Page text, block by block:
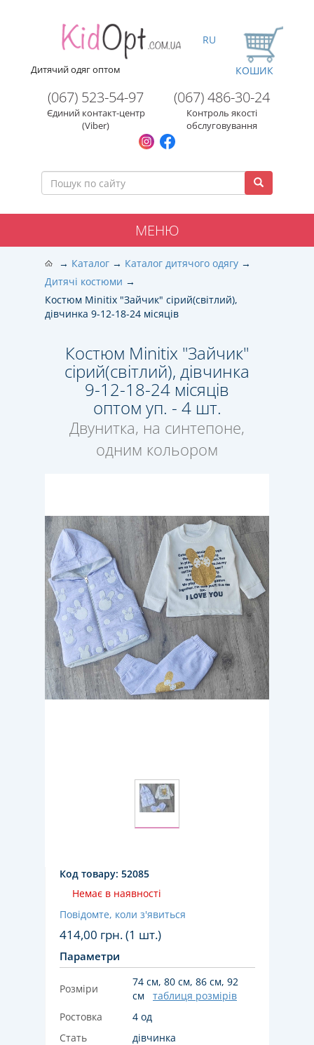
Дитячий одяг оптом
(067) 523-54-97
Єдиний контакт-центр
(Viber)
(067) 486-30-24
Контроль якості
обслуговування
RU
КОШИК
МЕНЮ
Каталог
Каталог дитячого одягу
Дитячі костюми
Костюм Minitix "Зайчик" сірий(світлий),
дівчинка 9-12-18-24 місяців
Костюм Minitix "Зайчик"
сірий(світлий), дівчинка
9-12-18-24 місяців
оптом уп. - 4 шт.
Двунитка, на синтепоне,
одним кольором
Код товару: 52085
Немає в наявності
Повідомте, коли з'явиться
414,00 грн. (1 шт.)
Параметри
Розміри
74 см, 80 см, 86 см, 92
см
таблиця розмірів
Ростовка
4 од
Стать
дівчинка